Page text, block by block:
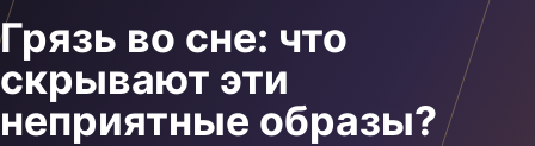
Грязь во сне: что
скрывают эти
неприятные образы?